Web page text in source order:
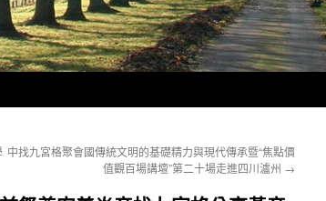
中找九宮格聚會國傳統文明的基礎精力與現代傳承暨“焦點價
值觀百場講壇”第二十場走進四川瀘州 →